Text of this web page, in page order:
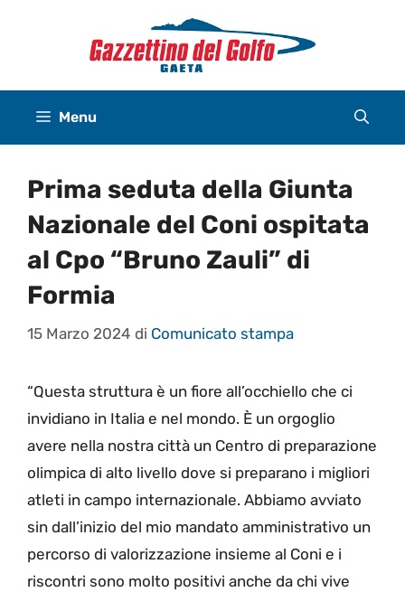
Menu
Prima seduta della Giunta
Nazionale del Coni ospitata
al Cpo “Bruno Zauli” di
Formia
15 Marzo 2024 di Comunicato stampa
“Questa struttura è un fiore all’occhiello che ci
invidiano in Italia e nel mondo. È un orgoglio
avere nella nostra città un Centro di preparazione
olimpica di alto livello dove si preparano i migliori
atleti in campo internazionale. Abbiamo avviato
sin dall’inizio del mio mandato amministrativo un
percorso di valorizzazione insieme al Coni e i
riscontri sono molto positivi anche da chi vive